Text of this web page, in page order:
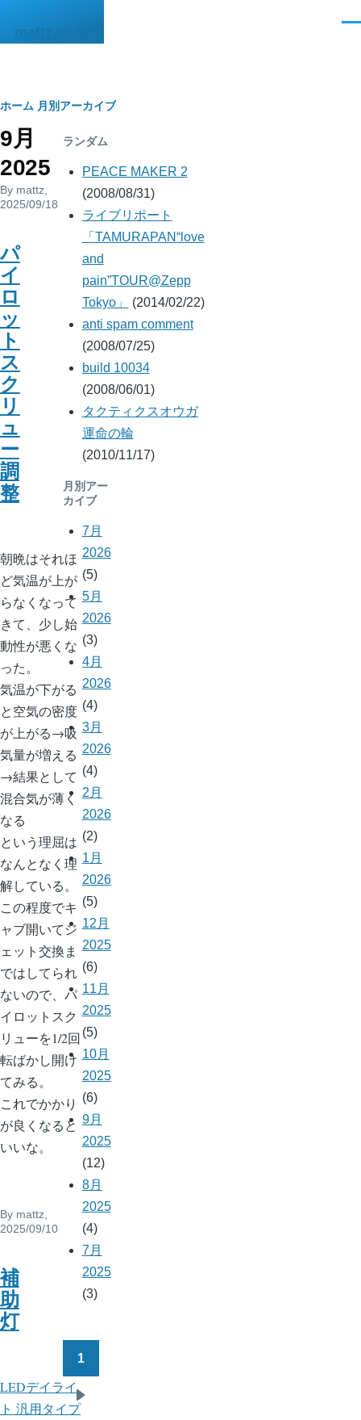
mattz.xii.jp
パ
ン
く
ず
ホーム 月別アーカイブ
9月
2025
By mattz
2025/09/18
パ
イ
ロ
ッ
ト
ス
ク
リ
ュ
ー
調
整
朝晩はそれほ
ど気温が上が
らなくなって
きて、少し始
動性が悪くな
った。
気温が下がる
と空気の密度
が上がる→吸
気量が増える
→結果として
混合気が薄く
なる
という理屈は
なんとなく理
解している。
この程度でキ
ャブ開いてジ
ェット交換ま
ではしてられ
ないので、パ
イロットスク
リューを1/2回
転ばかし開け
てみる。
これでかかり
が良くなると
いいな。
By mattz
2025/09/10
補
助
灯
LEDデイライ
ト 汎用タイプ
ランダム
PEACE MAKER 2
(2008/08/31)
ライブリポート
「TAMURAPAN“love
and
pain”TOUR@Zepp
Tokyo」
(2014/02/22)
anti spam comment
(2008/07/25)
build 10034
(2008/06/01)
タクティクスオウガ
運命の輪
(2010/11/17)
月別アー
カイブ
7月
2026
(5)
5月
2026
(3)
4月
2026
(4)
3月
2026
(4)
2月
2026
(2)
1月
2026
(5)
12月
2025
(6)
11月
2025
(5)
10月
2025
(6)
9月
2025
(12)
8月
2025
(4)
7月
2025
(3)
ー
ジ
1
次